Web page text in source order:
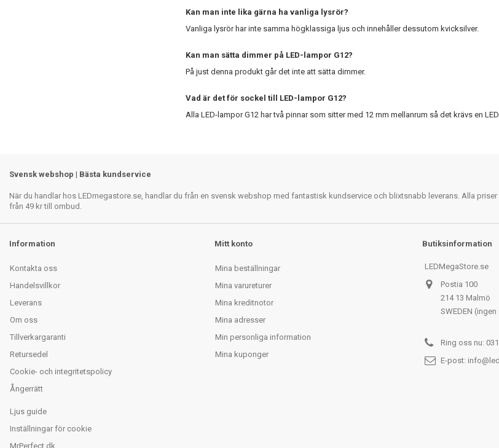
Kan man inte lika gärna ha vanliga lysrör?
Vanliga lysrör har inte samma högklassiga ljus och innehåller dessutom kvicksilver.
Kan man sätta dimmer på LED-lampor G12?
På just denna produkt går det inte att sätta dimmer.
Vad är det för sockel till LED-lampor G12?
Alla LED-lampor G12 har två pinnar som sitter med 12 mm mellanrum så det krävs en
Svensk webshop | Bästa kundservice
När du handlar hos LEDmegastore.se, handlar du från en svensk webshop med fantastisk kundservice och blixtsnabb leverans. Alla
från 49 kr till ombud.
Information
Kontakta oss
Handelsvillkor
Leverans
Om oss
Tillverkargaranti
Retursedel
Cookie- och integritetspolicy
Ångerrätt
Ljus guide
Inställningar för cookie
MrPerfect.dk
Mitt konto
Mina beställningar
Mina varureturer
Mina kreditnotor
Mina adresser
Min personliga information
Mina kuponger
Butiksinformation
LEDMegaStore.se
Postia 100
214 13 Malmö
SWEDEN
Ring oss nu:
E-post: